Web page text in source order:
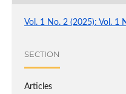
Vol. 1 No. 2 (2025): Vol. 1
SECTION
Articles